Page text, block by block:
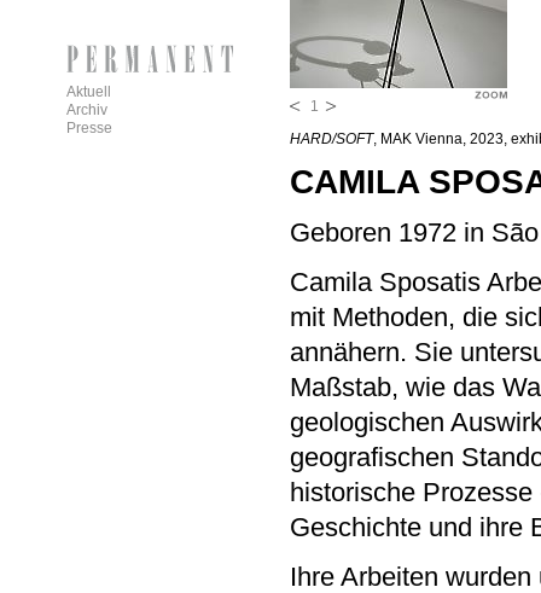
1
HARD/SOFT, MAK Vienna, 2023,
CAMILA
Geboren 1972 in
Camila Sposatis
mit Methoden, die
annähern. Sie
Maßstab, wie das
geologischen
geografischen
historische
Geschichte und ihre
Ihre Arbeiten
Aktuell
Archiv
Presse